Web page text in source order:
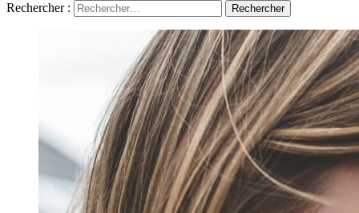
Rechercher :